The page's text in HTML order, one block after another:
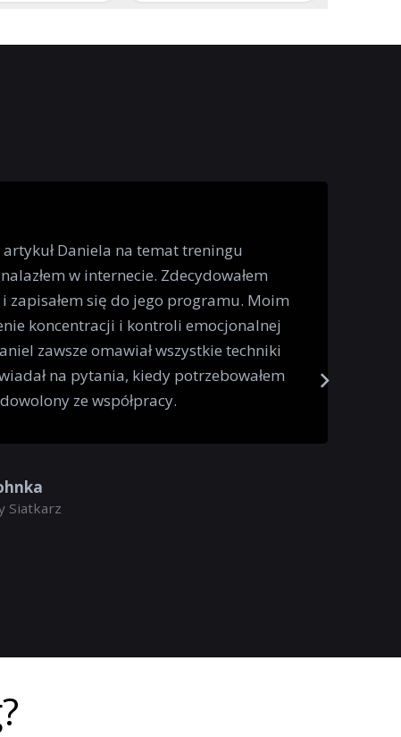
artykuł Daniela na temat treningu
w internecie. Zdecydowałem
zapisałem się do jego programu. Moim
koncentracji i kontroli emocjonalnej
zawsze omawiał wszystkie techniki
na pytania, kiedy potrzebowałem
ze współpracy.
Siatkarz